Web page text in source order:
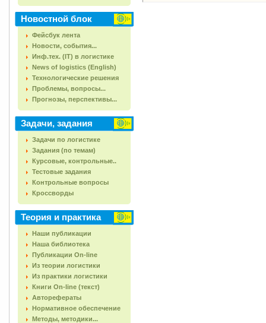
Новостной блок
Фейсбук лента
Новости, события...
Инф.тех. (IT) в логистике
News of logistics (English)
Технологические решения
Проблемы, вопросы...
Прогнозы, перспективы...
Задачи, задания
Задачи по логистике
Задания (по темам)
Курсовые, контрольные..
Тестовые задания
Контрольные вопросы
Кроссворды
Теория и практика
Наши публикации
Наша библиотека
Публикации On-line
Из теории логистики
Из практики логистики
Книги On-line (текст)
Авторефераты
Нормативное обеспечение
Методы, методики...